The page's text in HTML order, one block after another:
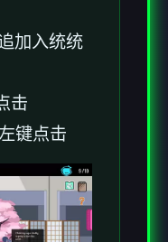
加入统统
击
键点击